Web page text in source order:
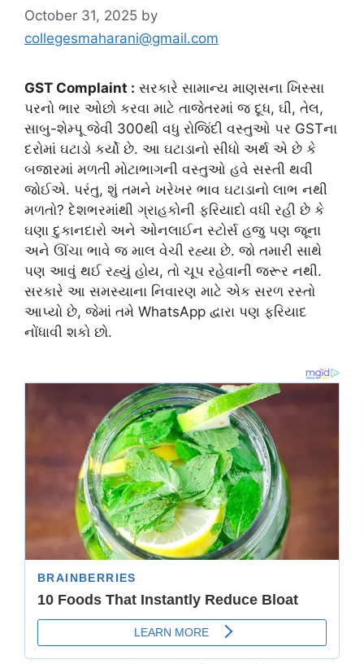
October 31, 2025 by
collegesmaharani@gmail.com
GST Complaint : સરકારે સામાન્ય માણસના ખિસ્સા
પરનો ભાર ઓછો કરવા માટે તાજેતરમાં જ દૂધ, ઘી, તેલ,
સાબુ-શેમ્પૂ જેવી 300થી વધુ રોજિંદી વસ્તુઓ પર GSTના
દરોમાં ઘટાડો કર્યો છે. આ ઘટાડાનો સીધો અર્થ એ છે કે
બજારમાં મળતી મોટાભાગની વસ્તુઓ હવે સસ્તી થવી
જોઈએ. પરંતુ, શું તમને ખરેખર ભાવ ઘટાડાનો લાભ નથી
મળતો? દેશભરમાંથી ગ્રાહકોની ફરિયાદો વધી રહી છે કે
ઘણા દુકાનદારો અને ઓનલાઈન સ્ટોર્સ હજુ પણ જૂના
અને ઊંચા ભાવે જ માલ વેચી રહ્યા છે. જો તમારી સાથે
પણ આવું થઈ રહ્યું હોય, તો ચૂપ રહેવાની જરૂર નથી.
સરકારે આ સમસ્યાના નિવારણ માટે એક સરળ રસ્તો
આપ્યો છે, જેમાં તમે WhatsApp દ્વારા પણ ફરિયાદ
નોંધાવી શકો છો.